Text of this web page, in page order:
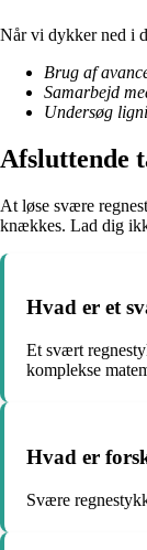
Når vi dykker ned i
Brug af
Samarbejd
Undersøg
Afsluttende
At løse svære
knækkes. Lad dig
Hvad er et
Et svært
komplekse
Hvad er
Svære